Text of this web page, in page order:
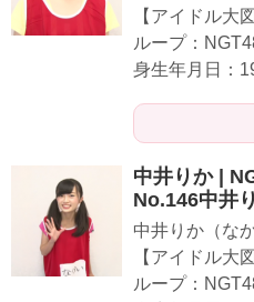
【アイドル大
ループ：
身生年月日：
中井りか |
No.146中井
中井りか（な
【アイドル大
ループ：